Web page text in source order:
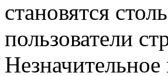
становятся
пользователи